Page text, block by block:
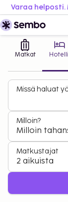
Matkat
Missä haluat
Milloin?
Milloin
Matkustajat
2 aikuista